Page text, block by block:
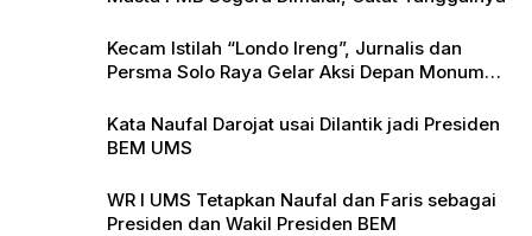
Kecam Istilah “Londo Ireng”, Jurnalis dan
Persma Solo Raya Gelar Aksi Depan Monumen
Kata Naufal Darojat usai Dilantik jadi Presiden
BEM UMS
WR I UMS Tetapkan Naufal dan Faris sebagai
Presiden dan Wakil Presiden BEM